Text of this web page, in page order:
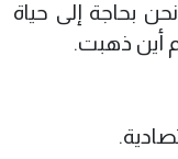
بحاجة إلى حياة
أين ذهبت.